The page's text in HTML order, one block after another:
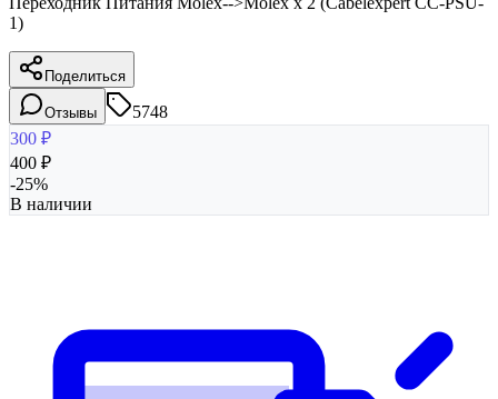
1)
Поделиться
Отзывы
5748
300 ₽
400 ₽
-25%
В наличии